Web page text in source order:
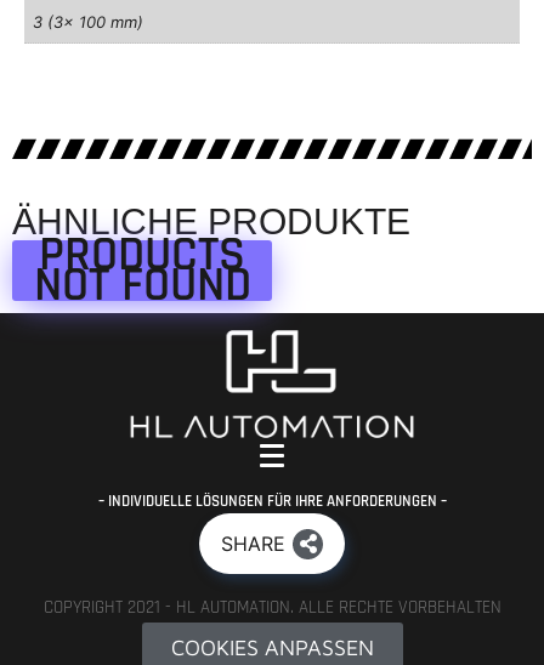
3 (3x 100 mm)
ÄHNLICHE PRODUKTE
PRODUCTS
NOT FOUND
– INDIVIDUELLE LÖSUNGEN FÜR IHRE ANFORDERUNGEN –
SHARE
COPYRIGHT 2021 - HL AUTOMATION. ALLE RECHTE VORBEHALTEN
COOKIES ANPASSEN